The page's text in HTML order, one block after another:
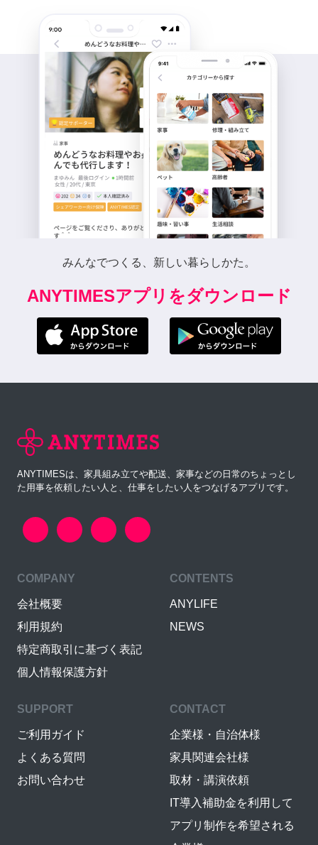
みんなでつくる、新しい暮らしかた。
ANYTIMESアプリをダウンロード
ANYTIMESは、家具組み立てや配送、家事などの日常のちょっとし
た用事を依頼したい人と、仕事をしたい人をつなげるアプリです。
COMPANY
会社概要
利用規約
特定商取引に基づく表記
個人情報保護方針
CONTENTS
ANYLIFE
NEWS
SUPPORT
ご利用ガイド
よくある質問
お問い合わせ
CONTACT
企業様・自治体様
家具関連会社様
取材・講演依頼
IT導入補助金を利用して
アプリ制作を希望される